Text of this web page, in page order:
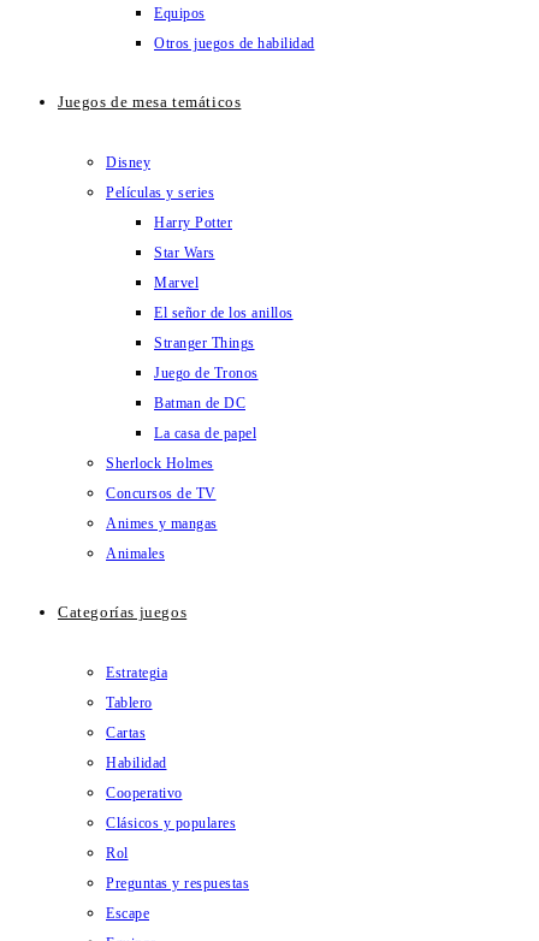
Equipos
Otros juegos de habilidad
Juegos de mesa temáticos
Disney
Películas y series
Harry Potter
Star Wars
Marvel
El señor de los anillos
Stranger Things
Juego de Tronos
Batman de DC
La casa de papel
Sherlock Holmes
Concursos de TV
Animes y mangas
Animales
Categorías juegos
Estrategia
Tablero
Cartas
Habilidad
Cooperativo
Clásicos y populares
Rol
Preguntas y respuestas
Escape